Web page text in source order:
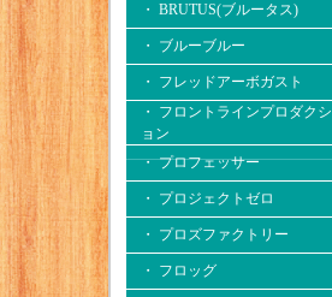
・ BRUTUS(ブルータス)
・ ブルーブルー
・ フレッドアーボガスト
・ フロントラインプロダクシ
ョン
・ プロフェッサー
・ プロジェクトゼロ
・ プロズファクトリー
・ フロッグ